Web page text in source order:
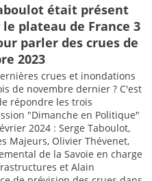
était présent
plateau de France 3
parler des crues de
2023
crues et inondations
de novembre dernier ? C'est
répondre les trois
"Dimanche en Politique"
2024 : Serge Taboulot,
Majeurs, Olivier Thévenet,
de la Savoie en charge
et Alain